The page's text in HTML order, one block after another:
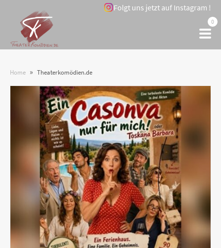
Folgt uns jetzt auf Instagram !
0
Home » Theaterkomödien.de